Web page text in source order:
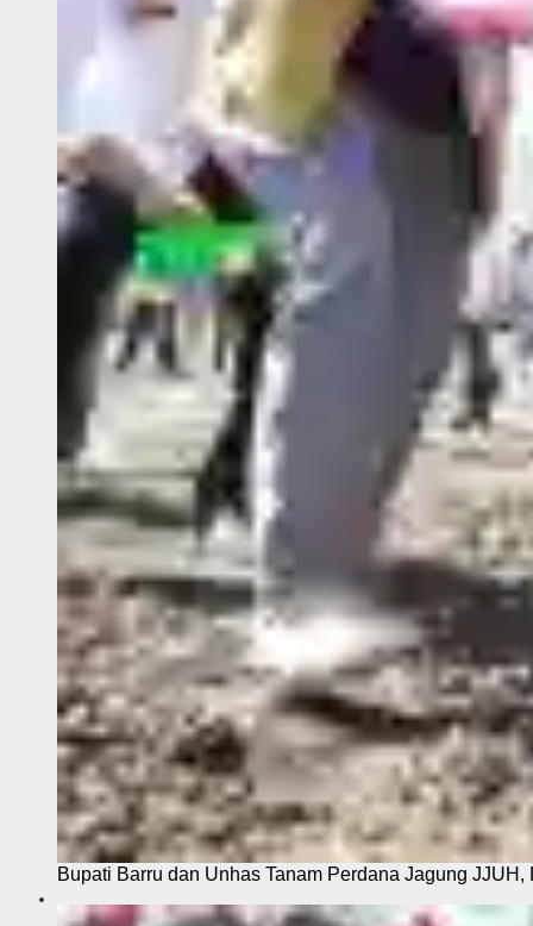
Bupati Barru dan Unhas Tanam Perdana Jagung